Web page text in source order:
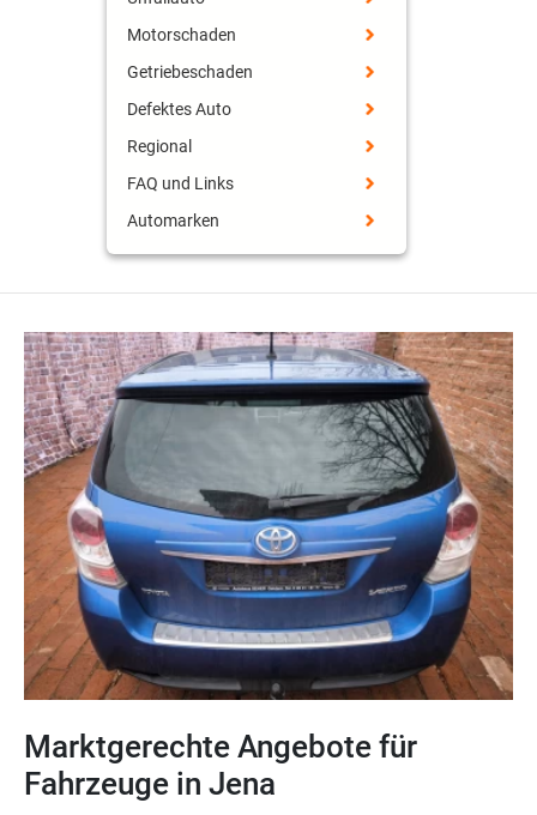
Motorschaden
Getriebeschaden
Defektes Auto
Regional
FAQ und Links
Automarken
Marktgerechte Angebote für
Fahrzeuge in Jena